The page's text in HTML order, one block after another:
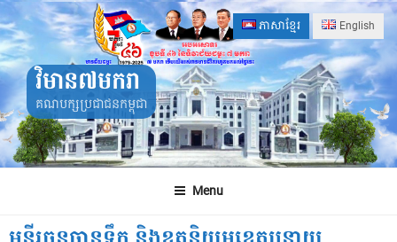
Skip
to
content
ភាសាខ្មែរ English
វិមាន៧មករា
គណបក្សប្រជាជនកម្ពុជា
Menu